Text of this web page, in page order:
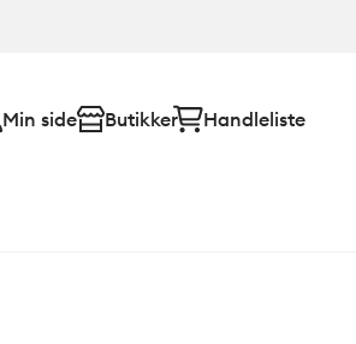
Min side Butikker Handleliste